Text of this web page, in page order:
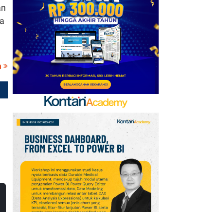
Hadiah Timnas Yordania
yang Tertunda 8 Bulan
7
Cek Kode Redeem EA FC
Mobile Update 7 Agustus
2026: Klaim Ribuan
Gems Gratis!
Klasemen Grup A Piala
AFF 2026: Ini Skenario
Indonesia Lolos ke
Semifinal
9
Promo JSM Alfamart 7–
9 Agustus 2026, Minyak
Goreng 2 Liter Mulai
Rp41.500